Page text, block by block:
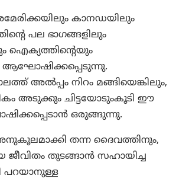
കാനഡയിലും
പല ഭാഗങ്ങളിലും
ഐക്യത്തിൻ്റെയും
ആഘോഷിക്കപ്പെടുന്നു.
അൽപ്പം നിറം മങ്ങിയെങ്കിലും,
അടുക്കും ചിട്ടയോടുംകൂടി ഈ
ഒരുങ്ങുന്നു.
തന്ന ദൈവത്തിനും,
തുടങ്ങാൻ സഹായിച്ച
പറയാനുള്ള